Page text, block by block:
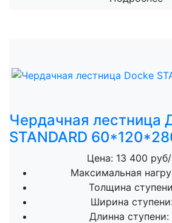
Чердачная лестница
STANDARD
Цена: 13 400
Максимальная
Толщина
Ширина
Длинна ступени: